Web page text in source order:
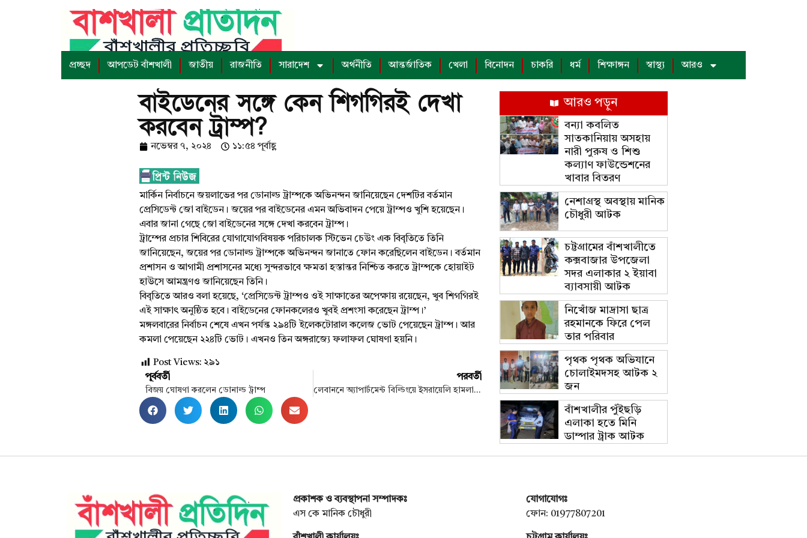
প্রচ্ছদ আপডেট বাঁশখালী জাতীয় রাজনীতি সারাদেশ অর্থনীতি আন্তর্জাতিক খেলা বিনোদন চাকরি ধর্ম শিক্ষাঙ্গন স্বাস্থ্য আরও
বাইডেনের সঙ্গে কেন শিগগিরই দেখা
করবেন ট্রাম্প?
নভেম্বর ৭, ২০২৪ ১১:৫৪ পূর্বাহ্ণ
মার্কিন নির্বাচনে জয়লাভের পর ডোনাল্ড ট্রাম্পকে অভিনন্দন জানিয়েছেন দেশটির বর্তমান
প্রেসিডেন্ট জো বাইডেন। জয়ের পর বাইডেনের এমন অভিবাদন পেয়ে ট্রাম্পও খুশি হয়েছেন।
এবার জানা গেছে জো বাইডেনের সঙ্গে দেখা করবেন ট্রাম্প।
ট্রাম্পের প্রচার শিবিরের যোগাযোগবিষয়ক পরিচালক স্টিভেন চেউং এক বিবৃতিতে তিনি
জানিয়েছেন, জয়ের পর ডোনাল্ড ট্রাম্পকে অভিনন্দন জানাতে ফোন করেছিলেন বাইডেন। বর্তমান
প্রশাসন ও আগামী প্রশাসনের মধ্যে সুন্দরভাবে ক্ষমতা হস্তান্তর নিশ্চিত করতে ট্রাম্পকে হোয়াইট
হাউসে আমন্ত্রণও জানিয়েছেন তিনি।
বিবৃতিতে আরও বলা হয়েছে, ‘প্রেসিডেন্ট ট্রাম্পও ওই সাক্ষাতের অপেক্ষায় রয়েছেন, খুব শিগগিরই
এই সাক্ষাৎ অনুষ্ঠিত হবে। বাইডেনের ফোনকলেরও খুবই প্রশংসা করেছেন ট্রাম্প।’
মঙ্গলবারের নির্বাচন শেষে এখন পর্যন্ত ২৯৪টি ইলেকটোরাল কলেজ ভোট পেয়েছেন ট্রাম্প। আর
কমলা পেয়েছেন ২২৪টি ভোট। এখনও তিন অঙ্গরাজ্যে ফলাফল ঘোষণা হয়নি।
Post Views: ২৯১
পূর্ববর্তী
বিজয় ঘোষণা করলেন ডোনাল্ড ট্রাম্প
পরবর্তী
লেবাননে অ্যাপার্টমেন্ট বিল্ডিংয়ে ইসরায়েলি হামলা, নিহত ৩০
আরও পড়ুন
বন্যা কবলিত
সাতকানিয়ায় অসহায়
নারী পুরুষ ও শিশু
কল্যাণ ফাউন্ডেশনের
খাবার বিতরণ
নেশাগ্রস্থ অবস্থায় মানিক
চৌধুরী আটক
চট্টগ্রামের বাঁশখালীতে
কক্সবাজার উপজেলা
সদর এলাকার ২ ইয়াবা
ব্যাবসায়ী আটক
নিখোঁজ মাদ্রাসা ছাত্র
রহমানকে ফিরে পেল
তার পরিবার
পৃথক পৃথক অভিযানে
চোলাইমদসহ আটক ২
জন
বাঁশখালীর পুঁইছড়ি
এলাকা হতে মিনি
ডাম্পার ট্রাক আটক
প্রকাশক ও ব্যবস্থাপনা সম্পাদকঃ
এস কে মানিক চৌধুরী
যোগাযোগঃ
ফোন: 01977807201